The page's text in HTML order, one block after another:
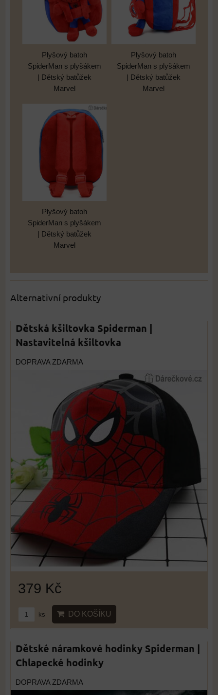
Plyšový batoh
SpiderMan s plyšákem
| Dětský batůžek
Marvel
Plyšový batoh
SpiderMan s plyšákem
| Dětský batůžek
Marvel
Plyšový batoh
SpiderMan s plyšákem
| Dětský batůžek
Marvel
Alternativní produkty
Dětská kšiltovka Spiderman |
Nastavitelná kšiltovka
DOPRAVA ZDARMA
379 Kč
ks DO KOŠÍKU
Dětské náramkové hodinky Spiderman |
Chlapecké hodinky
DOPRAVA ZDARMA